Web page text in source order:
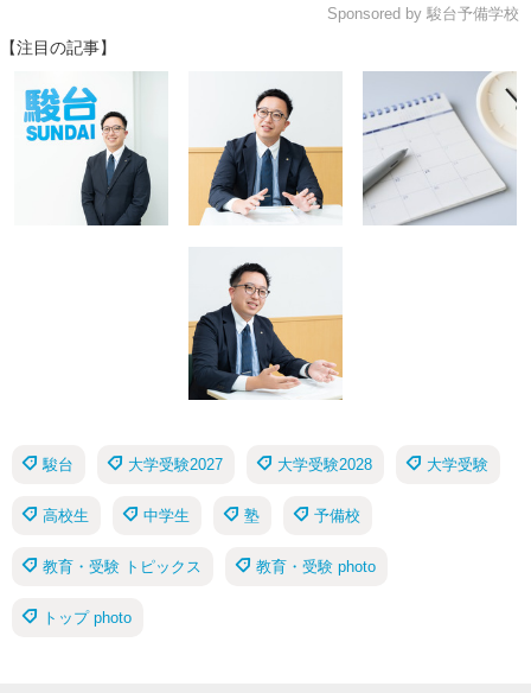
Sponsored by 駿台予備学校
【注目の記事】
駿台 大学受験2027 大学受験2028 大学受験
高校生 中学生 塾 予備校
教育・受験 トピックス 教育・受験 photo
トップ photo